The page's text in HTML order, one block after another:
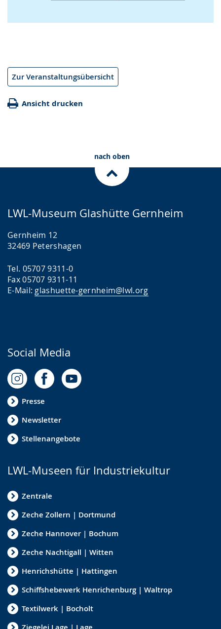
Zur Veranstaltungsübersicht
Ansicht drucken
nach oben
LWL-Museum Glashütte Gernheim
Gernheim 12
32469 Petershagen
Tel. 05707 9311-0
Fax 05707 9311-11
E-Mail: glashuette-gernheim@lwl.org
Social Media
Presse
Newsletter
Stellenangebote
LWL-Museen für Industriekultur
Zentrale
Zeche Zollern | Dortmund
Zeche Hannover | Bochum
Zeche Nachtigall | Witten
Henrichshütte | Hattingen
Schiffshebewerk Henrichenburg | Waltrop
Textilwerk | Bocholt